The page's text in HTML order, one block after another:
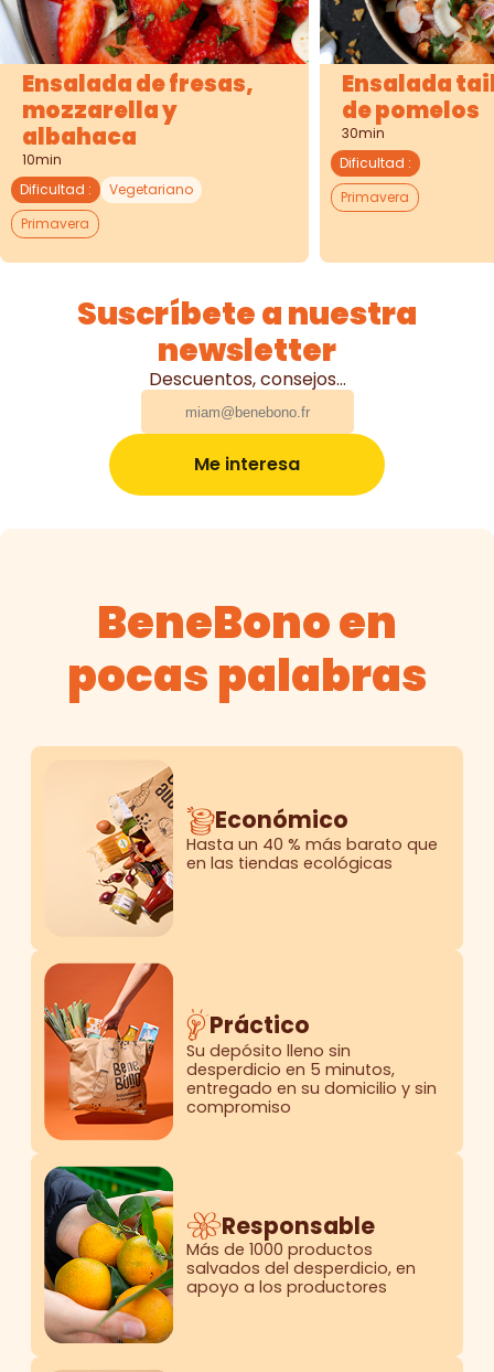
Ensalada de fresas,
mozzarella y
albahaca
10min
Dificultad :
Vegetariano
Primavera
Ensalada
de pomelos
30min
Dificultad :
Primavera
Suscríbete a nuestra
newsletter
Descuentos, consejos...
Me interesa
BeneBono en
pocas palabras
Económico
Hasta un 40 % más barato que
en las tiendas ecológicas
Práctico
Su depósito lleno sin
desperdicio en 5 minutos,
entregado en su domicilio y sin
compromiso
Responsable
Más de 1000 productos
salvados del desperdicio, en
apoyo a los productores